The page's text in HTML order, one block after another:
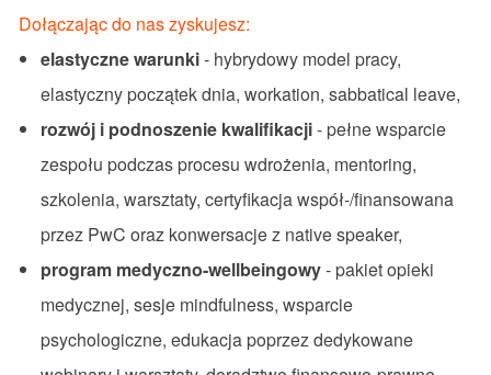
Dołączając do nas zyskujesz:
elastycznewarunki- hybrydowymodel pracy,
elastyczny początekdnia, workation, sabbatical leave,
rozwój i podnoszenie kwalifikacji- pełnewsparcie
zespołu podczas procesu wdrożenia, mentoring,
szkolenia, warsztaty, certyfikacjawspół-/finansowana
przez PwC oraz konwersacjez native speaker,
program medyczno-wellbeingowy- pakietopieki
medycznej, sesje mindfulness, wsparcie
psychologiczne, edukacja poprzezdedykowane